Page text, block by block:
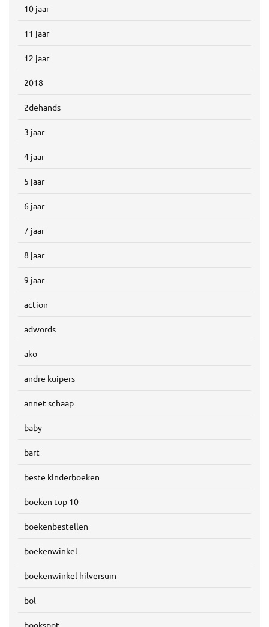
10 jaar
11 jaar
12 jaar
2018
2dehands
3 jaar
4 jaar
5 jaar
6 jaar
7 jaar
8 jaar
9 jaar
action
adwords
ako
andre kuipers
annet schaap
baby
bart
beste kinderboeken
boeken top 10
boekenbestellen
boekenwinkel
boekenwinkel hilversum
bol
bookspot